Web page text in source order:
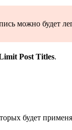
можно будет
Post Titles.
будет